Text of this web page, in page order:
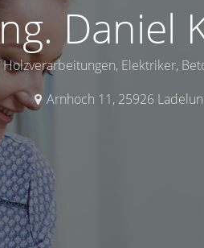
Daniel
Elektriker,
Arnhoch 11, 25926